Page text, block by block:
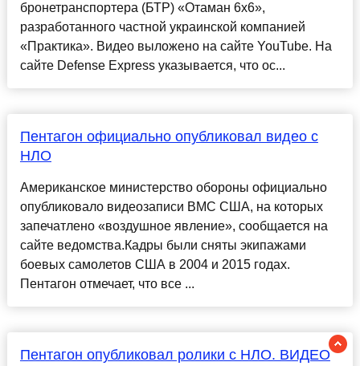
бронетранспортера (БТР) «Отаман 6x6»,
разработанного частной украинской компанией
«Практика». Видео выложено на сайте YouTube. На
сайте Defense Express указывается, что ос...
Пентагон официально опубликовал видео с
НЛО
Американское министерство обороны официально
опубликовало видеозаписи ВМС США, на которых
запечатлено «воздушное явление», сообщается на
сайте ведомства.Кадры были сняты экипажами
боевых самолетов США в 2004 и 2015 годах.
Пентагон отмечает, что все ...
Пентагон опубликовал ролики с НЛО. ВИДЕО